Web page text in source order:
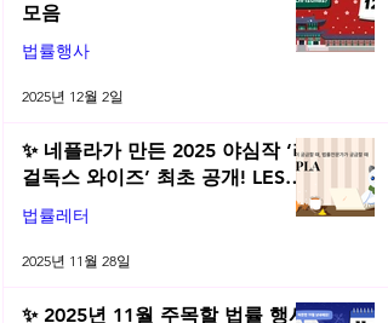
모음
법률행사
2025년 12월 2일
✨ 네플라가 만든 2025 야심작 ‘리
걸독스 와이즈’ 최초 공개! LES
2025 무료 초청장 드려요! | 2025
년 11월 네플라 법률레터
법률레터
2025년 11월 28일
✨ 2025년 11월 주목할 법률 행사